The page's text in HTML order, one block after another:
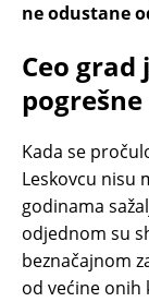
ne odustane
Ceo
Kada se
Leskovcu nisu
godinama
odjednom su
beznačajnom
od većine onih